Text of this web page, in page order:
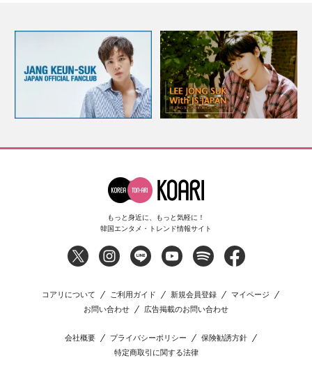
もっと身近に、もっと気軽に！
韓国エンタメ・トレンド情報サイト
コアリについて ご利用ガイド 新規会員登録
マイページ
お問い合わせ
広告掲載のお問い合わせ
会社概要 プライバシーポリシー
保険勧誘方針
特定商取引に関する法律